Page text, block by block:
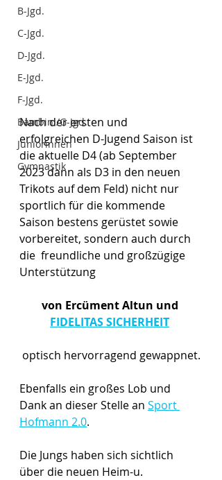
B-Jgd.
C-Jgd.
D-Jgd.
E-Jgd.
F-Jgd.
Bambini/G-Jgd.
Juniorinnen
Gymnastik
Nach der ersten und
erfolgreichen D-Jugend Saison ist
die aktuelle D4 (ab September
2023 dann als D3 in den neuen
Trikots auf dem Feld) nicht nur
sportlich für die kommende
Saison bestens gerüstet sowie
vorbereitet, sondern auch durch
die  freundliche und großzügige
Unterstützung
von Ercüment Altun und
FIDELITAS SICHERHEIT
optisch hervorragend gewappnet.
Ebenfalls ein großes Lob und
Dank an dieser Stelle an Sport
Hofmann 2.0.
Die Jungs haben sich sichtlich
über die neuen Heim-u.